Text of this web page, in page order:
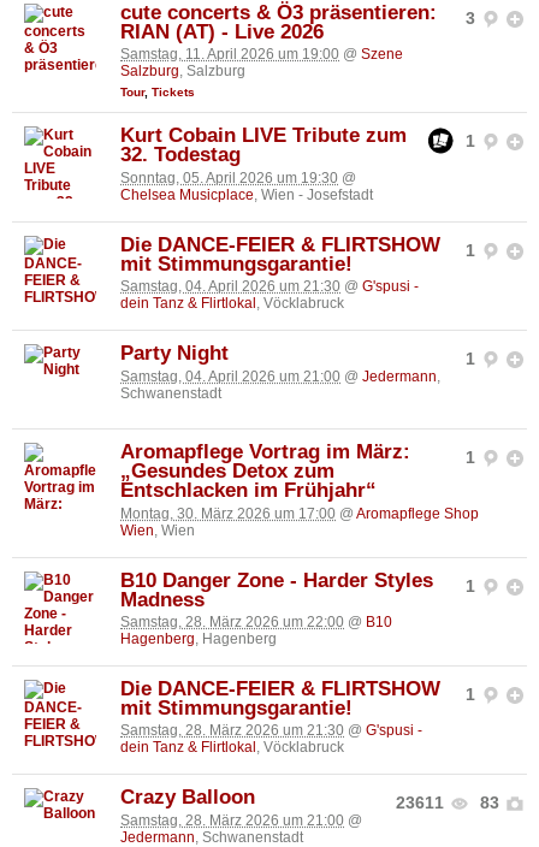
3
cute concerts & Ö3 präsentieren:
RIAN (AT) - Live 2026
Samstag, 11. April 2026 um 19:00 @ Szene
Salzburg, Salzburg
Tour, Tickets
1
Kurt Cobain LIVE Tribute zum
32. Todestag
Sonntag, 05. April 2026 um 19:30 @
Chelsea Musicplace, Wien - Josefstadt
1
Die DANCE-FEIER & FLIRTSHOW
mit Stimmungsgarantie!
Samstag, 04. April 2026 um 21:30 @ G'spusi -
dein Tanz & Flirtlokal , Vöcklabruck
1
Party Night
Samstag, 04. April 2026 um 21:00 @ Jedermann
Schwanenstadt
1
Aromapflege Vortrag im März:
„Gesundes Detox zum
Entschlacken im Frühjahr“
Montag, 30. März 2026 um 17:00 @ Aromapflege Shop
Wien , Wien
1
B10 Danger Zone - Harder Styles
Madness
Samstag, 28. März 2026 um 22:00 @ B10
Hagenberg, Hagenberg
1
Die DANCE-FEIER & FLIRTSHOW
mit Stimmungsgarantie!
Samstag, 28. März 2026 um 21:30 @ G'spusi -
dein Tanz & Flirtlokal , Vöcklabruck
23611 83
Crazy Balloon
Samstag, 28. März 2026 um 21:00 @
Jedermann , Schwanenstadt